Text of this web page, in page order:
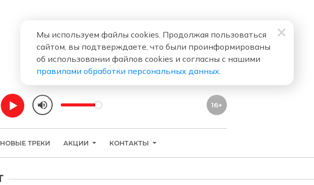
16+
НОВЫЕ ТРЕКИ АКЦИИ КОНТАКТЫ
Мы используем файлы cookies. Продолжая пользоваться
сайтом, вы подтверждаете, что были проинформированы
об использовании файлов cookies и согласны с нашими
правилами обработки персональных данных.